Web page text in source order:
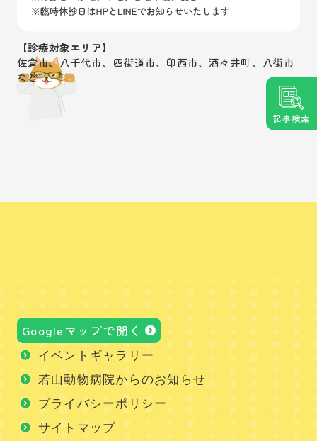
記事検索
【診療対象エリア】
佐倉市、八千代市、四街道市、印西市、酒々井町、八街市
など
Googleマップで開く
イベントギャラリー
若山動物病院からのお知らせ
プライバシーポリシー
サイトマップ